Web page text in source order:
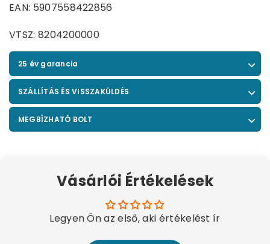
EAN: 5907558422856
VTSZ: 8204200000
25 év garancia
SZÁLLÍTÁS ÉS VISSZAKÜLDÉS
MEGBÍZHATÓ BOLT
Vásárlói Értékelések
Legyen Ön az első, aki értékelést ír